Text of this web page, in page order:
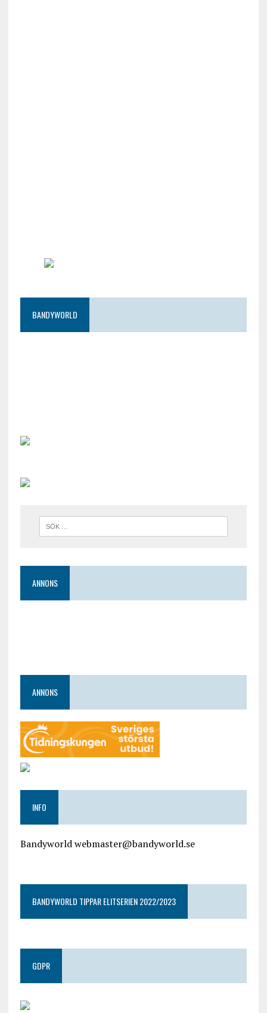
BANDYWORLD
ANNONS
ANNONS
INFO
Bandyworld webmaster@bandyworld.se
BANDYWORLD TIPPAR ELITSERIEN 2022/2023
GDPR